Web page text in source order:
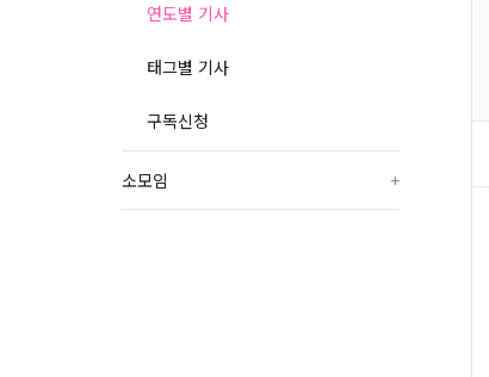
연도별 기사
태그별 기사
구독신청
소모임 +